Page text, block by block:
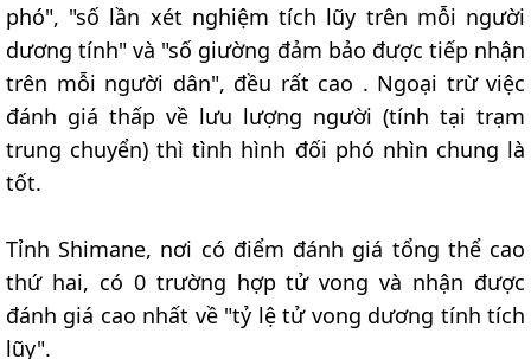
phó", "số lần xét nghiệm tích lũy trên mỗi người
dương tính" và "số giường đảm bảo được tiếp nhận
trên mỗi người dân", đều rất cao . Ngoại trừ việc
đánh giá thấp về lưu lượng người (tính tại trạm
trung chuyển) thì tình hình đối phó nhìn chung là
tốt.
Tỉnh Shimane, nơi có điểm đánh giá tổng thể cao
thứ hai, có 0 trường hợp tử vong và nhận được
đánh giá cao nhất về "tỷ lệ tử vong dương tính tích
lũy".